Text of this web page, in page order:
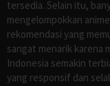
tersedia. Selain itu,
mengelompokkan
rekomendasi yang
sangat menarik karena
Indonesia semakin
yang responsif dan